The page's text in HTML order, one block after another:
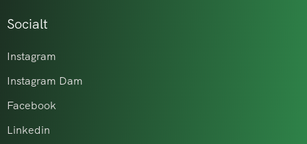
Socialt
Instagram
Instagram Dam
Facebook
Linkedin